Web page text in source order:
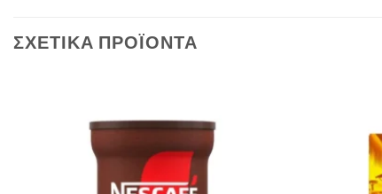
ΣΧΕΤΙΚΆ ΠΡΟΪΌΝΤΑ